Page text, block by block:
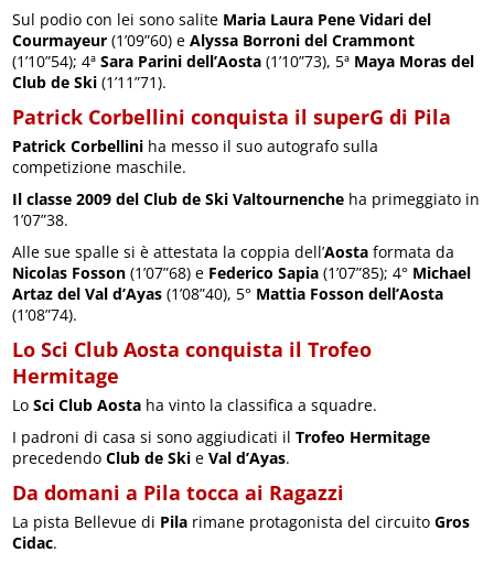
Sul podio con lei sono salite Maria Laura Pene Vidari del
Courmayeur (1’09”60) eAlyssa Borroni del Crammont
(1’10”54); 4ªSara Parini dell’Aosta (1’10”73), 5ª Maya Moras del
Club de Ski (1’11”71).
Patrick Corbellini conquista il superG di Pila
Patrick Corbellini ha messo il suo autografo sulla
competizione maschile.
Il classe 2009 del Club de Ski Valtournenche ha primeggiato in
1’07”38.
Alle sue spalle si è attestata la coppia dell’Aosta formata da
Nicolas Fosson (1’07”68) e Federico Sapia (1’07”85); 4° Michael
Artaz del Val d’Ayas (1’08”40), 5° Mattia Fosson dell’Aosta
(1’08”74).
Lo Sci Club Aosta conquista il Trofeo
Hermitage
LoSci Club Aosta ha vinto la classifica a squadre.
I padroni di casa si sono aggiudicati ilTrofeo Hermitage
precedendoClub de Ski eVal d’Ayas.
Da domani a Pila tocca ai Ragazzi
La pista Bellevue di Pila rimane protagonista del circuitoGros
Cidac.